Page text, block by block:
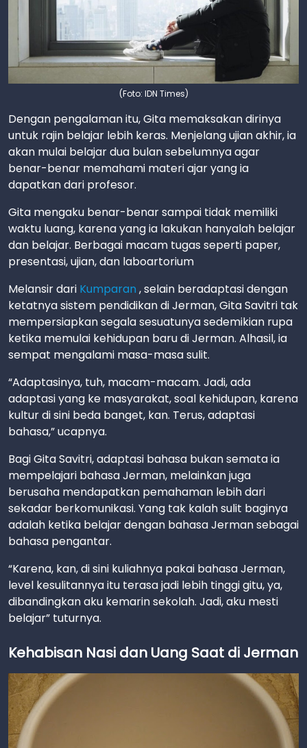
(Foto: IDN Times)
Dengan pengalaman itu, Gita memaksakan dirinya
untuk rajin belajar lebih keras. Menjelang ujian akhir, ia
akan mulai belajar dua bulan sebelumnya agar
benar-benar memahami materi ajar yang ia
dapatkan dari profesor.
Gita mengaku benar-benar sampai tidak memiliki
waktu luang, karena yang ia lakukan hanyalah belajar
dan belajar. Berbagai macam tugas seperti paper,
presentasi, ujian, dan laboartorium
Melansir dari Kumparan , selain beradaptasi dengan
ketatnya sistem pendidikan di Jerman, Gita Savitri tak
mempersiapkan segala sesuatunya sedemikian rupa
ketika memulai kehidupan baru di Jerman. Alhasil, ia
sempat mengalami masa-masa sulit.
“Adaptasinya, tuh, macam-macam. Jadi, ada
adaptasi yang ke masyarakat, soal kehidupan, karena
kultur di sini beda banget, kan. Terus, adaptasi
bahasa,” ucapnya.
Bagi Gita Savitri, adaptasi bahasa bukan semata ia
mempelajari bahasa Jerman, melainkan juga
berusaha mendapatkan pemahaman lebih dari
sekadar berkomunikasi. Yang tak kalah sulit baginya
adalah ketika belajar dengan bahasa Jerman sebagai
bahasa pengantar.
“Karena, kan, di sini kuliahnya pakai bahasa Jerman,
level kesulitannya itu terasa jadi lebih tinggi gitu, ya,
dibandingkan aku kemarin sekolah. Jadi, aku mesti
belajar” tuturnya.
Kehabisan Nasi dan Uang Saat di Jerman